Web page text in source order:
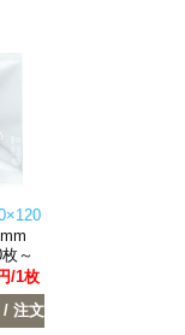
～
/1枚
/ 注文